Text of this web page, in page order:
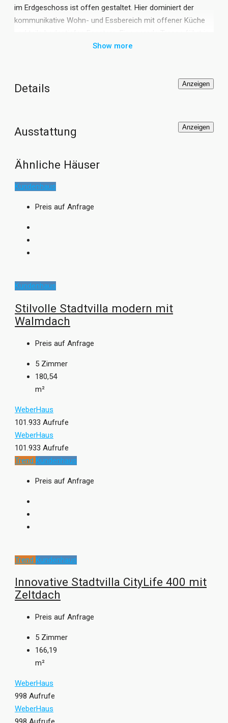
im Erdgeschoss ist offen gestaltet. Hier dominiert der
kommunikative Wohn- und Essbereich mit offener Küche
das Obergeschoss mit Elternschlafzimmer und zwei
mit eigenem Bad. Das schmale Einfamilienhaus ELK Haus
realisiert werden. Das ELK Fertighaus eignet sich auch als
Doppelhaus.
Show more
Details Anzeigen
Ausstattung Anzeigen
Ähnliche Häuser
Kundenhaus
Preis auf Anfrage
Kundenhaus
Stilvolle Stadtvilla modern mit
Walmdach
Preis auf Anfrage
5 Zimmer
180,54
m²
WeberHaus
101.933 Aufrufe
WeberHaus
101.933 Aufrufe
Trend Kundenhaus
Preis auf Anfrage
Trend Kundenhaus
Innovative Stadtvilla CityLife 400 mit
Zeltdach
Preis auf Anfrage
5 Zimmer
166,19
m²
WeberHaus
998 Aufrufe
WeberHaus